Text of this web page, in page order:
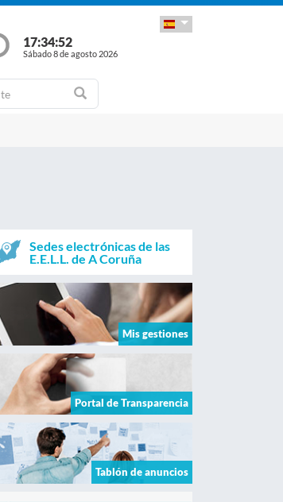
17:34:53
Sábado 8 de agosto 2026
Sedes electrónicas de las
E.E.L.L. de A Coruña
Mis gestiones
Portal de Transparencia
Tablón de anuncios